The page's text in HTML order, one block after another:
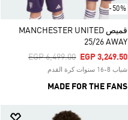
-50%
قميص MANCHESTER UNITED
25/26 AWAY
Price Reduced From
EGP 6,499.00ToEGP 3,249.50
شباب 8-16 سنوات كرة القدم
MADE FOR THE FANS